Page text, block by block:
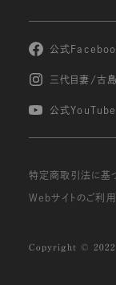
公式
三代目妻/古
公式YouTube
特定商取引法に基
Webサイトのご利
Copyright ©